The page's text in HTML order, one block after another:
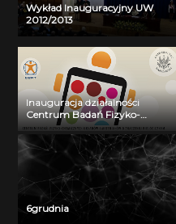
Wykład Inauguracyjny UW
2012/2013
Inauguracja działalności
Centrum Badań Fizyko-
Chemicznych Układów i
Materiałów o Znaczeniu
Biologicznym: prof. dr hab.
Wojciech Grochala
6grudnia